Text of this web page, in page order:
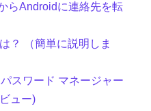
らAndroidに連絡先を転
？ （簡単に説明しま
スワード マネージャー
ュー)